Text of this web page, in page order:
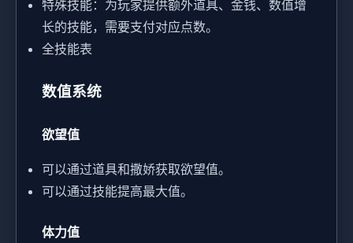
特殊技能：为玩家提供额外道具、金钱、数值增
长的技能，需要支付对应点数。
全技能表
数值系统
欲望值
可以通过道具和撒娇获取欲望值。
可以通过技能提高最大值。
体力值